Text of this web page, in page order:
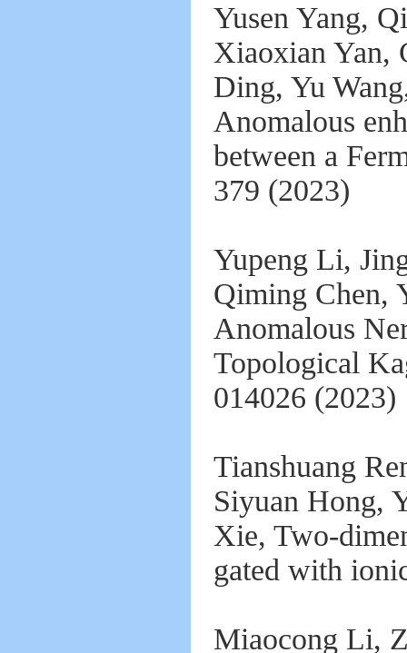
Yusen Yang,
Xiaoxian Yan,
Ding, Yu
Anomalous
between a
379 (2023)
Yupeng Li,
Qiming Chen,
Anomalous
Topological
014026
Tianshuang
Siyuan Hong,
Xie, Two-
gated with
Miaocong Li,